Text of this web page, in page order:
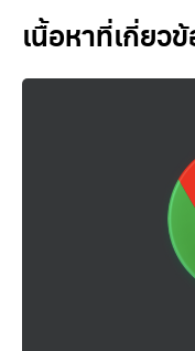
Related Posts